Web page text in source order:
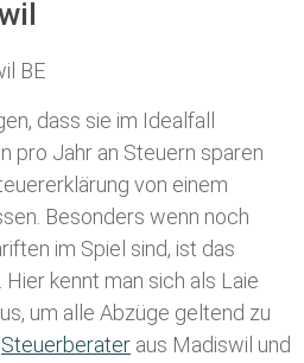
dass sie im Idealfall
pro Jahr an Steuern sparen
von einem
. Besonders wenn noch
im Spiel sind, ist das
kennt man sich als Laie
um alle Abzüge geltend zu
Steuerberater aus Madiswil und